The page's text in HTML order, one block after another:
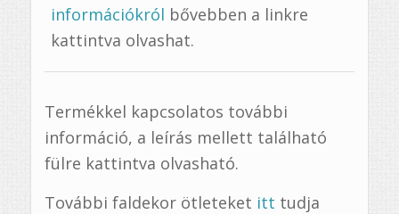
információkról bővebben a linkre
kattintva olvashat.
Termékkel kapcsolatos további
információ, a leírás mellett található
fülre kattintva olvasható.
További faldekor ötleteket itt tudja